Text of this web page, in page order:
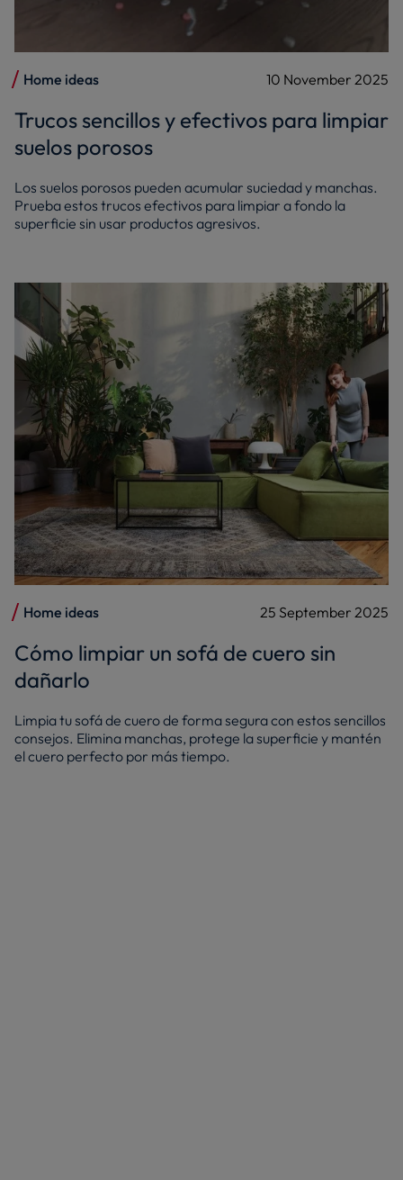
Home ideas 10 November 2025
Trucos sencillos y efectivos para limpiar
suelos porosos
Los suelos porosos pueden acumular suciedad y manchas.
Prueba estos trucos efectivos para limpiar a fondo la
superficie sin usar productos agresivos.
Home ideas 25 September 2025
Cómo limpiar un sofá de cuero sin
dañarlo
Limpia tu sofá de cuero de forma segura con estos sencillos
consejos. Elimina manchas, protege la superficie y mantén
el cuero perfecto por más tiempo.